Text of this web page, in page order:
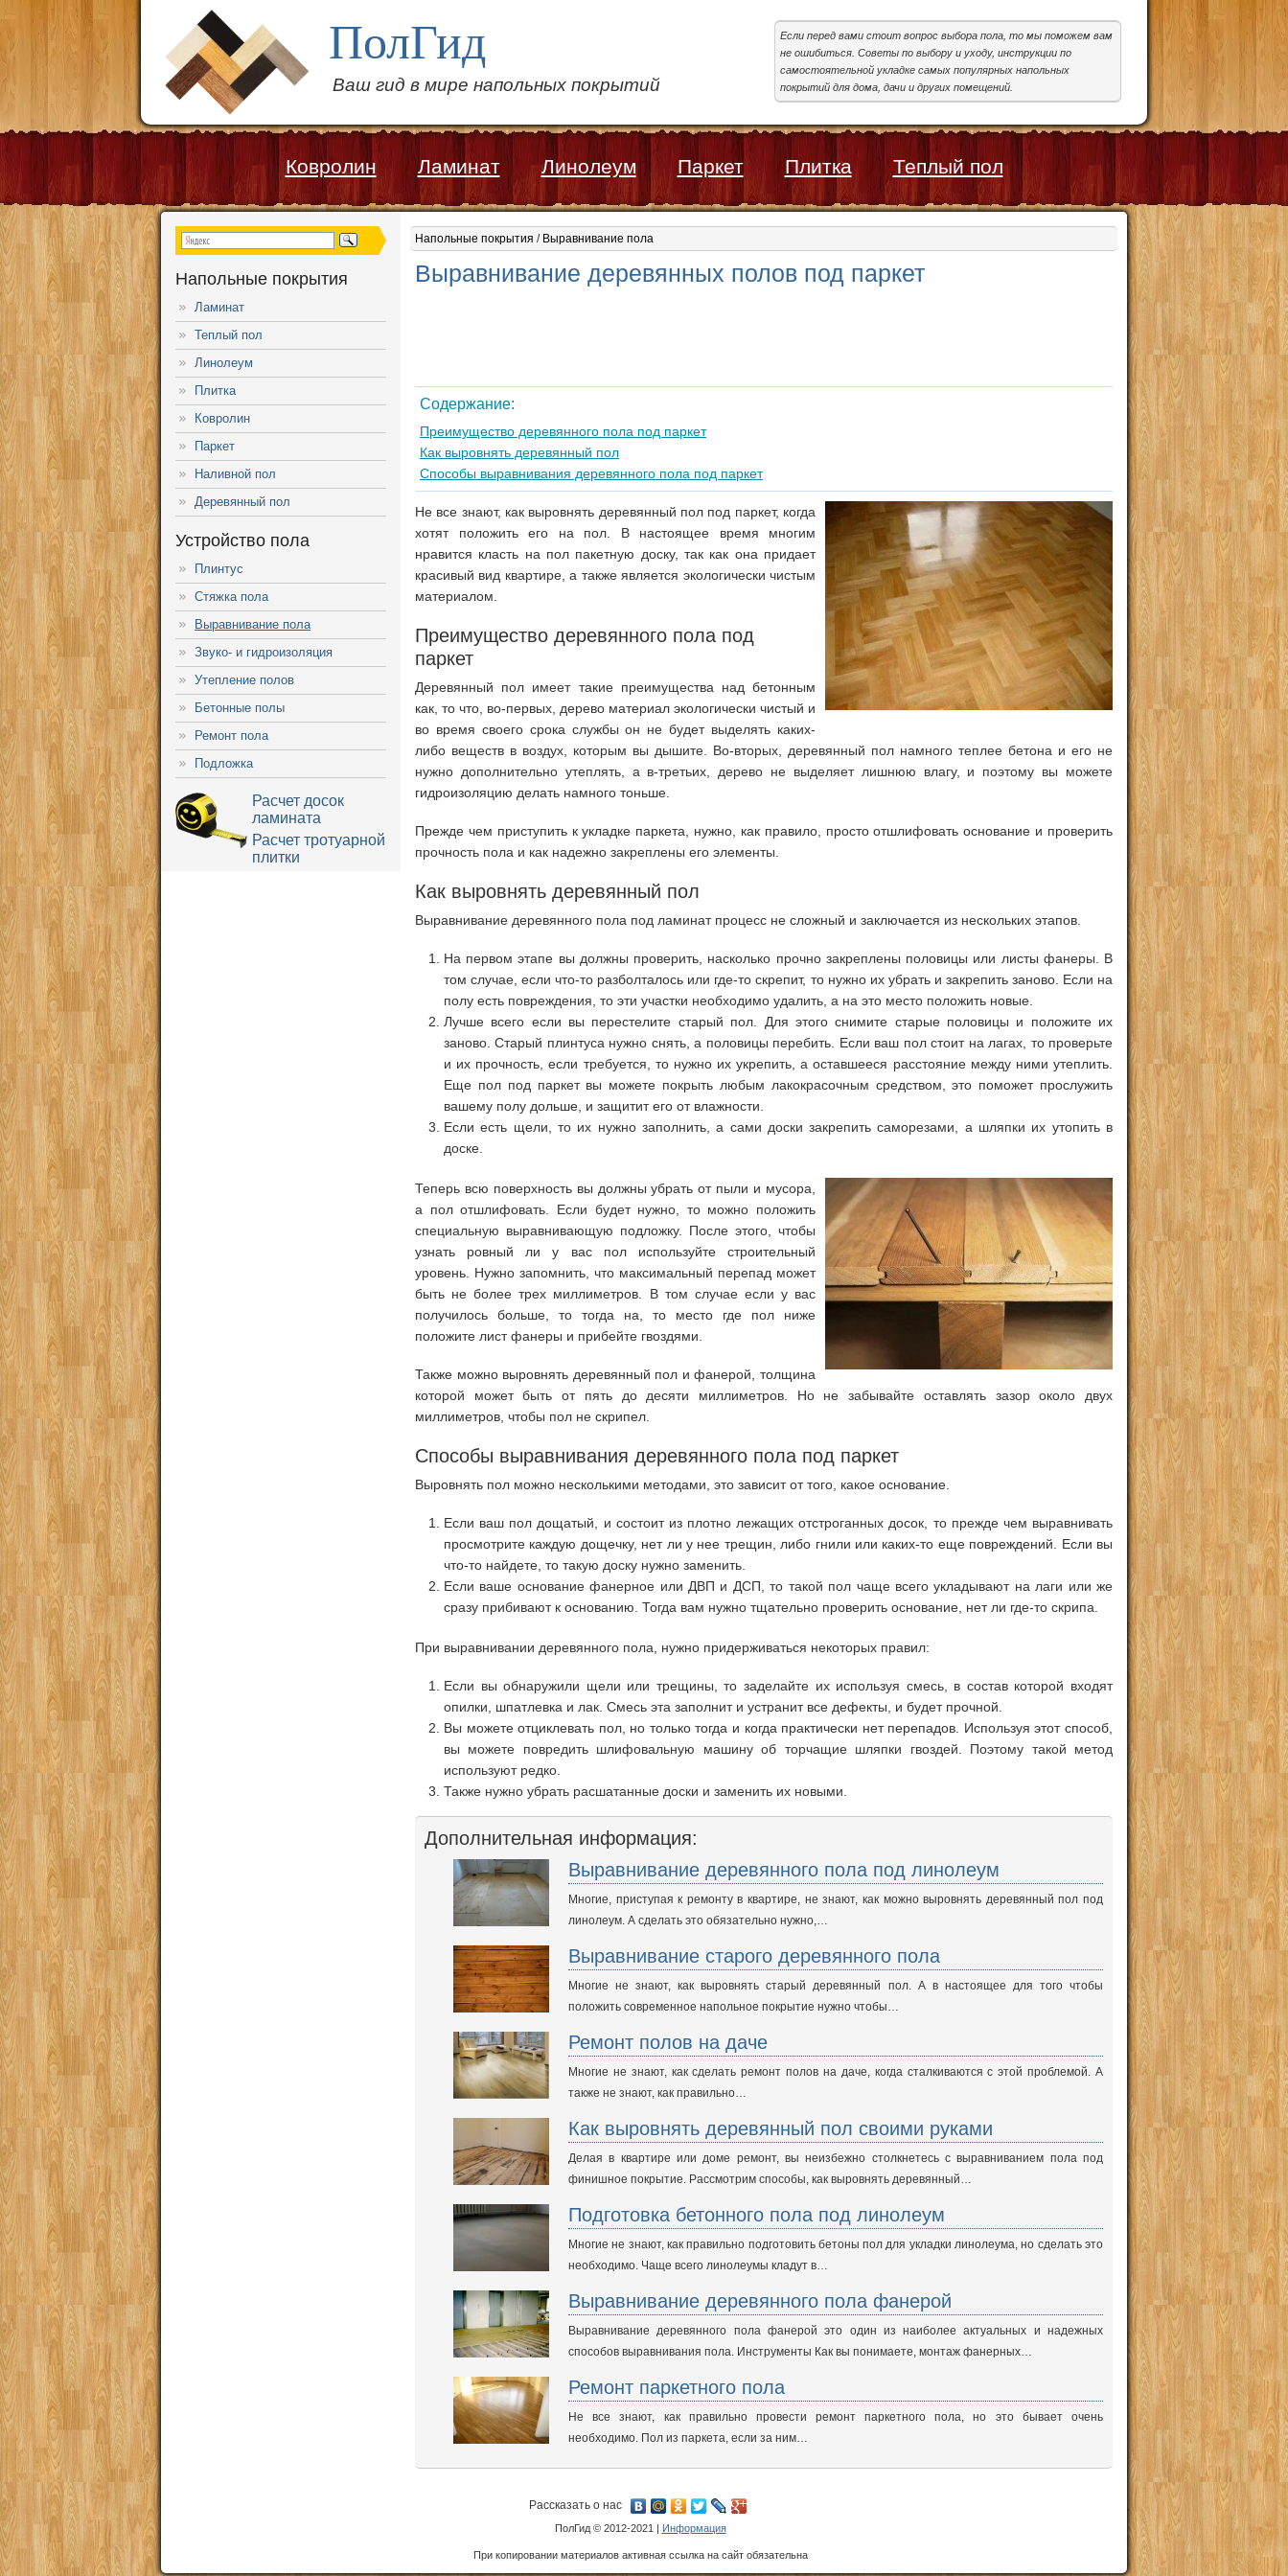
ПолГид
Ваш гид в мире напольных покрытий
Если перед вами стоит вопрос выбора пола, то мы поможем вам
не ошибиться. Советы по выбору и уходу, инструкции по
самостоятельной укладке самых популярных напольных
покрытий для дома, дачи и других помещений.
Ковролин Ламинат Линолеум Паркет Плитка Теплый пол
Напольные покрытия / Выравнивание пола
Выравнивание деревянных полов под паркет
Содержание:
Преимущество деревянного пола под паркет
Как выровнять деревянный пол
Способы выравнивания деревянного пола под паркет
Не все знают, как выровнять деревянный пол под паркет, когда
хотят положить его на пол. В настоящее время многим
нравится класть на пол пакетную доску, так как она придает
красивый вид квартире, а также является экологически чистым
материалом.
Преимущество деревянного пола под
паркет
Деревянный пол имеет такие преимущества над бетонным
как, то что, во-первых, дерево материал экологически чистый и
во время своего срока службы он не будет выделять каких-
либо веществ в воздух, которым вы дышите. Во-вторых, деревянный пол намного теплее бетона и его не
нужно дополнительно утеплять, а в-третьих, дерево не выделяет лишнюю влагу, и поэтому вы можете
гидроизоляцию делать намного тоньше.
Прежде чем приступить к укладке паркета, нужно, как правило, просто отшлифовать основание и проверить
прочность пола и как надежно закреплены его элементы.
Как выровнять деревянный пол
Выравнивание деревянного пола под ламинат процесс не сложный и заключается из нескольких этапов.
На первом этапе вы должны проверить, насколько прочно закреплены половицы или листы фанеры. В
том случае, если что-то разболталось или где-то скрепит, то нужно их убрать и закрепить заново. Если на
полу есть повреждения, то эти участки необходимо удалить, а на это место положить новые.
Лучше всего если вы перестелите старый пол. Для этого снимите старые половицы и положите их
заново. Старый плинтуса нужно снять, а половицы перебить. Если ваш пол стоит на лагах, то проверьте
и их прочность, если требуется, то нужно их укрепить, а оставшееся расстояние между ними утеплить.
Еще пол под паркет вы можете покрыть любым лакокрасочным средством, это поможет прослужить
вашему полу дольше, и защитит его от влажности.
Если есть щели, то их нужно заполнить, а сами доски закрепить саморезами, а шляпки их утопить в
доске.
Теперь всю поверхность вы должны убрать от пыли и мусора,
а пол отшлифовать. Если будет нужно, то можно положить
специальную выравнивающую подложку. После этого, чтобы
узнать ровный ли у вас пол используйте строительный
уровень. Нужно запомнить, что максимальный перепад может
быть не более трех миллиметров. В том случае если у вас
получилось больше, то тогда на, то место где пол ниже
положите лист фанеры и прибейте гвоздями.
Также можно выровнять деревянный пол и фанерой, толщина
которой может быть от пять до десяти миллиметров. Но не забывайте оставлять зазор около двух
миллиметров, чтобы пол не скрипел.
Способы выравнивания деревянного пола под паркет
Выровнять пол можно несколькими методами, это зависит от того, какое основание.
Если ваш пол дощатый, и состоит из плотно лежащих отстроганных досок, то прежде чем выравнивать
просмотрите каждую дощечку, нет ли у нее трещин, либо гнили или каких-то еще повреждений. Если вы
что-то найдете, то такую доску нужно заменить.
Если ваше основание фанерное или ДВП и ДСП, то такой пол чаще всего укладывают на лаги или же
сразу прибивают к основанию. Тогда вам нужно тщательно проверить основание, нет ли где-то скрипа.
При выравнивании деревянного пола, нужно придерживаться некоторых правил:
Если вы обнаружили щели или трещины, то заделайте их используя смесь, в состав которой входят
опилки, шпатлевка и лак. Смесь эта заполнит и устранит все дефекты, и будет прочной.
Вы можете отциклевать пол, но только тогда и когда практически нет перепадов. Используя этот способ,
вы можете повредить шлифовальную машину об торчащие шляпки гвоздей. Поэтому такой метод
используют редко.
Также нужно убрать расшатанные доски и заменить их новыми.
Дополнительная информация:
Выравнивание деревянного пола под линолеум
Многие, приступая к ремонту в квартире, не знают, как можно выровнять деревянный пол под
линолеум. А сделать это обязательно нужно,…
Выравнивание старого деревянного пола
Многие не знают, как выровнять старый деревянный пол. А в настоящее для того чтобы
положить современное напольное покрытие нужно чтобы…
Ремонт полов на даче
Многие не знают, как сделать ремонт полов на даче, когда сталкиваются с этой проблемой. А
также не знают, как правильно…
Как выровнять деревянный пол своими руками
Делая в квартире или доме ремонт, вы неизбежно столкнетесь с выравниванием пола под
финишное покрытие. Рассмотрим способы, как выровнять деревянный…
Подготовка бетонного пола под линолеум
Многие не знают, как правильно подготовить бетоны пол для укладки линолеума, но сделать это
необходимо. Чаще всего линолеумы кладут в…
Выравнивание деревянного пола фанерой
Выравнивание деревянного пола фанерой это один из наиболее актуальных и надежных
способов выравнивания пола. Инструменты Как вы понимаете, монтаж фанерных…
Ремонт паркетного пола
Не все знают, как правильно провести ремонт паркетного пола, но это бывает очень
необходимо. Пол из паркета, если за ним…
Напольные покрытия
Ламинат
Теплый пол
Линолеум
Плитка
Ковролин
Паркет
Наливной пол
Деревянный пол
Устройство пола
Плинтус
Стяжка пола
Выравнивание пола
Звуко- и гидроизоляция
Утепление полов
Бетонные полы
Ремонт пола
Подложка
Расчет досок
ламината
Расчет тротуарной
плитки
Рассказать о нас
ПолГид © 2012-2021 | Информация
При копировании материалов активная ссылка на сайт обязательна